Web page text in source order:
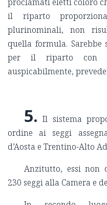
il riparto
plurinominali, non
quella formula. Sarebbe
per il riparto con
auspicabilmente,
5. Il sistema
ordine ai seggi
d’Aosta e Trentino-Alto
Anzitutto, essi non
230 seggi alla Camera e